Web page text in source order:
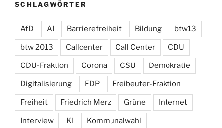
SCHLAGWÖRTER
AfD AI Barrierefreiheit Bildung btw13
btw 2013 Callcenter Call Center CDU
CDU-Fraktion Corona CSU Demokratie
Digitalisierung FDP Freibeuter-Fraktion
Freiheit Friedrich Merz Grüne Internet
Interview KI Kommunalwahl